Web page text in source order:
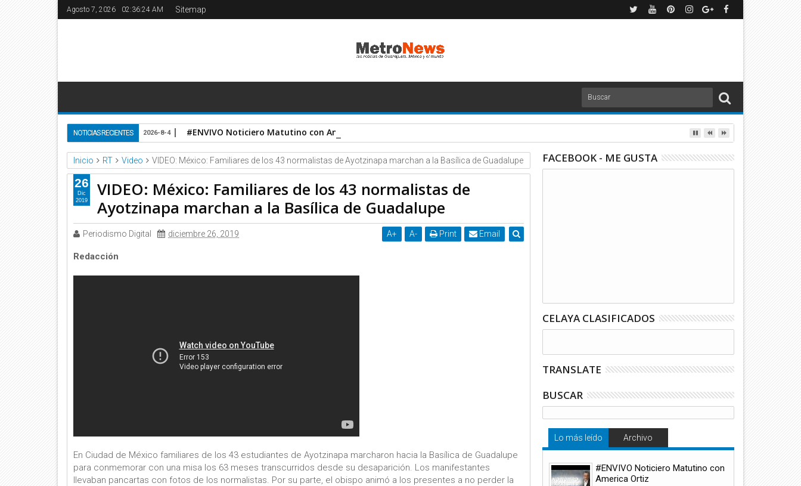
Agosto 7, 2026 02:36:25 AM Sitemap
NOTICIAS RECIENTES #ENVIVO Noticiero Matutino con America Ortiz
2026-8-4
Inicio RT Video VIDEO: México: Familiares de los 43 normalistas de Ayotzinapa marchan a la Basílica de Guadalupe
VIDEO: México: Familiares de los 43 normalistas de
Ayotzinapa marchan a la Basílica de Guadalupe
Periodismo Digital diciembre 26, 2019 A+ A- Print Email
Redacción
En Ciudad de México familiares de los 43 estudiantes de Ayotzinapa marcharon hacia la Basílica de Guadalupe
para conmemorar con una misa los 63 meses transcurridos desde su desaparición. Los manifestantes
llevaban pancartas con fotos de los normalistas. Por su parte, el obispo animó a los presentes a no perder la
26
Dic
2019
FACEBOOK - ME GUSTA
CELAYA CLASIFICADOS
TRANSLATE
BUSCAR
Lo más leído Archivo
#ENVIVO Noticiero Matutino con
America Ortiz